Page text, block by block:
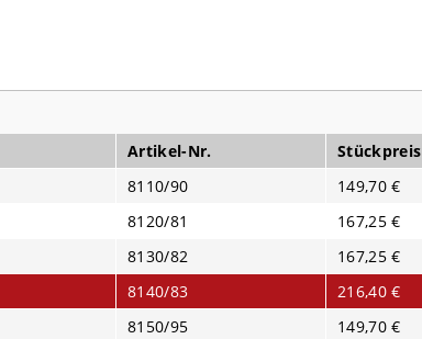
Artikel-Nr.
Stückpreis
8110/90
149,70 €
8120/81
167,25 €
8130/82
167,25 €
8140/83
216,40 €
8150/95
149,70 €